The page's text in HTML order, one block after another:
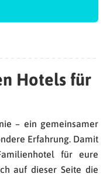
Hotels für
– ein gemeinsamer
Erfahrung. Damit
für eure
auf dieser Seite die